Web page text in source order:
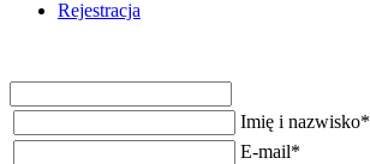
Rejestracja
Imię i nazwisko*
E-mail*